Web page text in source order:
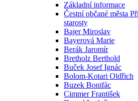
Základní informace
Čestní občané města
starosty
Bajer Miroslav
Bayerová Marie
Berák Jaromír
Bretholz Berthold
Buček Josef Ignác
Bolom-Kotari Oldřich
Buzek Bonifác
Cimmer František